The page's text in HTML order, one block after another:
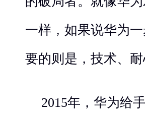
一样，如果说华为
要的则是，技术、
2015年，华为给